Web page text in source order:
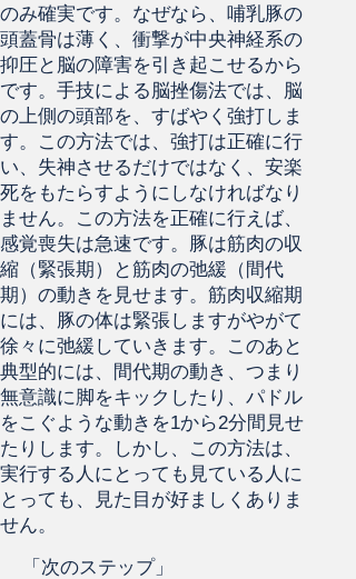
のみ確実です。なぜなら、哺乳豚の
頭蓋骨は薄く、衝撃が中央神経系の
抑圧と脳の障害を引き起こせるから
です。手技による脳挫傷法では、脳
の上側の頭部を、すばやく強打しま
す。この方法では、強打は正確に行
い、失神させるだけではなく、安楽
死をもたらすようにしなければなり
ません。この方法を正確に行えば、
感覚喪失は急速です。豚は筋肉の収
縮（緊張期）と筋肉の弛緩（間代
期）の動きを見せます。筋肉収縮期
には、豚の体は緊張しますがやがて
徐々に弛緩していきます。このあと
典型的には、間代期の動き、つまり
無意識に脚をキックしたり、パドル
をこぐような動きを1から2分間見せ
たりします。しかし、この方法は、
実行する人にとっても見ている人に
とっても、見た目が好ましくありま
せん。
「次のステップ」